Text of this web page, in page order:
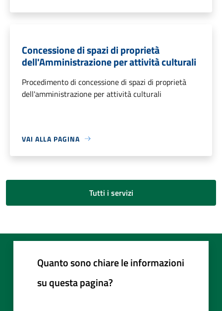
Concessione di spazi di proprietà
dell'Amministrazione per attività culturali
Procedimento di concessione di spazi di proprietà
dell'amministrazione per attività culturali
VAI ALLA PAGINA
Tutti i servizi
Quanto sono chiare le informazioni
su questa pagina?